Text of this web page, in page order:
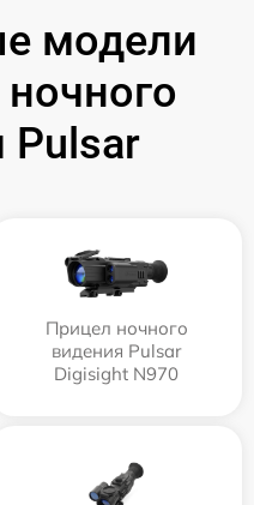
модели
Pulsar
Прицел ночного
видения Pulsar
Digisight N970